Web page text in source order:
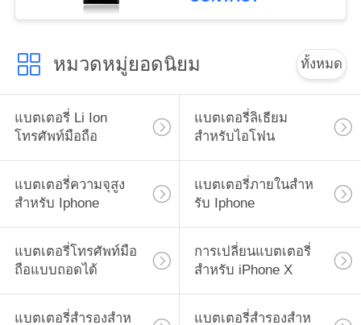
หมวดหมู่ยอดนิยม ทั้งหมด
แบตเตอรี่ Li Ion
โทรศัพท์มือถือ
แบตเตอรี่ลิเธียม
สำหรับไอโฟน
แบตเตอรี่ความจุสูง
สำหรับ Iphone
แบตเตอรี่ภายในสําห
รับ Iphone
แบตเตอรี่โทรศัพท์มือ
ถือแบบถอดได้
การเปลี่ยนแบตเตอรี่
สําหรับ iPhone X
แบตเตอรี่สํารองสําห แบตเตอรี่สํารองสําห